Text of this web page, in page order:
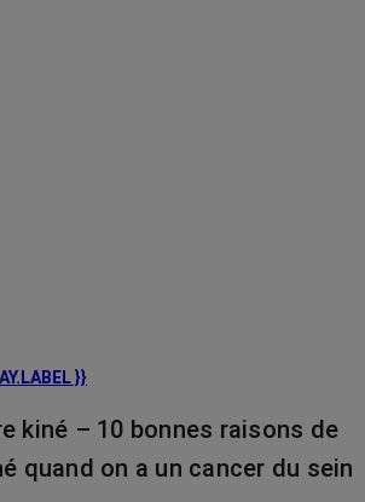
}}
kiné – 10 bonnes raisons de
quand on a un cancer du sein